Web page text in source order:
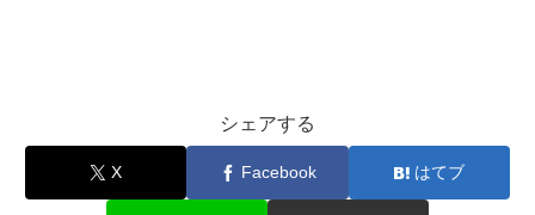
シェアする
X Facebook はてブ